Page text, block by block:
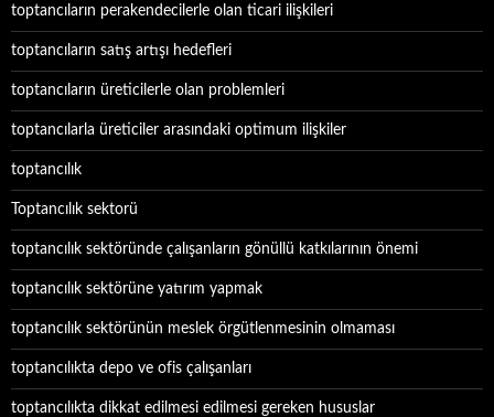
toptancıların perakendecilerle olan ticari ilişkileri
toptancıların satış artışı hedefleri
toptancıların üreticilerle olan problemleri
toptancılarla üreticiler arasındaki optimum ilişkiler
toptancılık
Toptancılık sektorü
toptancılık sektöründe çalışanların gönüllü katkılarının önemi
toptancılık sektörüne yatırım yapmak
toptancılık sektörünün meslek örgütlenmesinin olmaması
toptancılıkta depo ve ofis çalışanları
toptancılıkta dikkat edilmesi edilmesi gereken hususlar